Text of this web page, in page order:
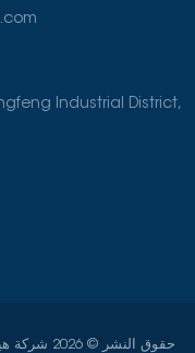
Industrial District,
حقوق